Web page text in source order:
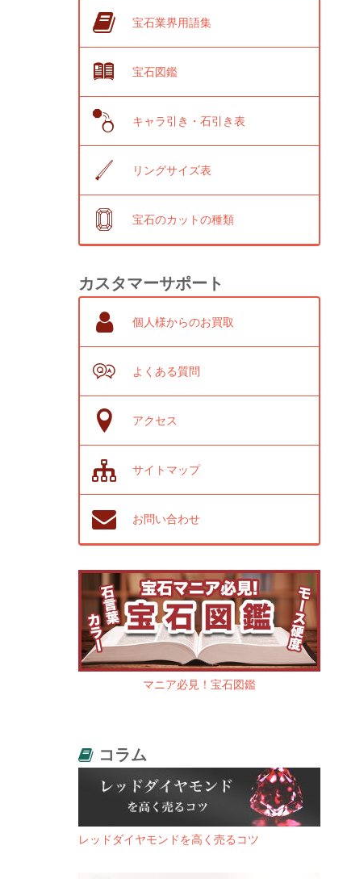
宝石業界用語集
宝石図鑑
キャラ引き・石引き表
リングサイズ表
宝石のカットの種類
カスタマーサポート
個人様からのお買取
よくある質問
アクセス
サイトマップ
お問い合わせ
マニア必見！宝石図鑑
コラム
レッドダイヤモンドを高く売るコツ